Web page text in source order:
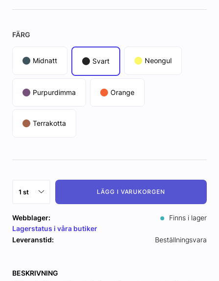
FÄRG
Midnatt Svart Neongul
Purpurdimma Orange
Terrakotta
LÄGG I VARUKORGEN
Webblager:
Finns i lager
Lagerstatus i våra butiker
Leveranstid:
Beställningsvara
BESKRIVNING